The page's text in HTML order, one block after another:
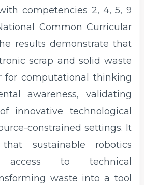
competencies 2, 4, 5, 9
Common Curricular
results demonstrate that
scrap and solid waste
for computational thinking
awareness, validating
innovative technological
constrained settings. It
sustainable robotics
access to technical
waste into a tool